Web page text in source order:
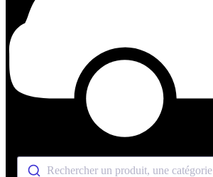
Rechercher un produit, une catégorie